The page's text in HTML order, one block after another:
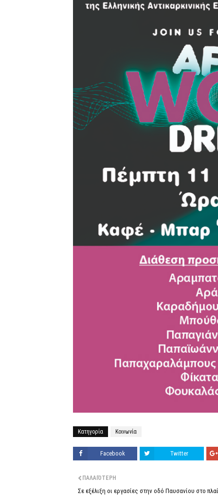
Κατηγορία Κοινωνία
Facebook Twitter
ΠΑΛΑΙΌΤΕΡΗ
Σε εξέλιξη οι εργασίες στην οδό Παυσανίου στο